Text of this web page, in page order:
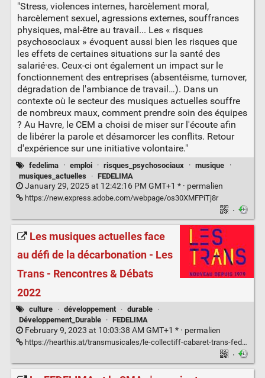
"Stress, violences internes, harcèlement moral,
harcèlement sexuel, agressions externes, souffrances
physiques, mal-être au travail... Les « risques
psychosociaux » évoquent aussi bien les risques que
les effets de certaines situations sur la santé des
salarié·es. Ceux-ci ont également un impact sur le
fonctionnement des entreprises (absentéisme, turnover,
dégradation de l'ambiance de travail…). Dans un
contexte où le secteur des musiques actuelles souffre
de nombreux maux, comment prendre soin des équipes
? Au Havre, le CEM a choisi de miser sur l'écoute afin
de libérer la parole et désamorcer les conflits. Retour
d'expérience sur une initiative volontaire."
fedelima · emploi · risques_psychosociaux · musique
·
musiques_actuelles
· FEDELIMA
January 29, 2025 at 12:42:16 PM GMT+1 * · permalien
https://new.express.adobe.com/webpage/os30XMFPiTj8r
·
Les musiques actuelles face
au défi de la décarbonation - Les
Trans - Rencontres & Débats
2022
culture · développement · durable ·
Développement_Durable
· FEDELIMA
February 9, 2023 at 10:03:38 AM GMT+1 * · permalien
https://hearthis.at/transmusicales/le-collectiff-cabaret-trans-fedelima/
·